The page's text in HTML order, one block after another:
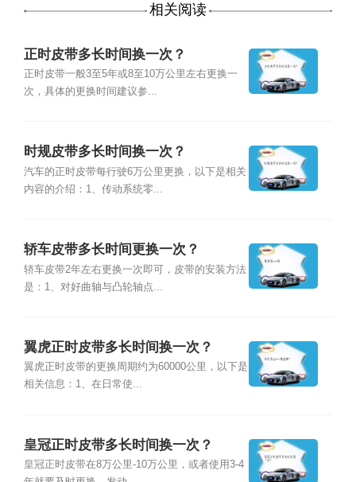
相关阅读
正时皮带多长时间换一次？
正时皮带一般3至5年或8至10万公里左右更换一
次，具体的更换时间建议参...
时规皮带多长时间换一次？
汽车的正时皮带每行驶6万公里更换，以下是相关
内容的介绍：1、传动系统零...
轿车皮带多长时间更换一次？
轿车皮带2年左右更换一次即可，皮带的安装方法
是：1、对好曲轴与凸轮轴点...
翼虎正时皮带多长时间换一次？
翼虎正时皮带的更换周期约为60000公里，以下是
相关信息：1、在日常使...
皇冠正时皮带多长时间换一次？
皇冠正时皮带在8万公里-10万公里，或者使用3-4